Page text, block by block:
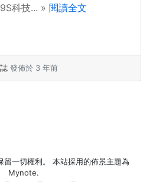
科技... » 閱讀全文
發佈於 3 年前
留一切權利。 本站採用的佈景主題為
Mynote.